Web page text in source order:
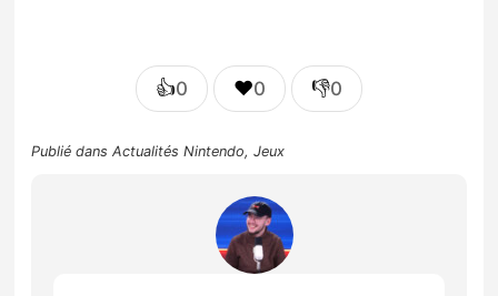
👍0 ❤️0 👎0
Publié dansActualités Nintendo,Jeux